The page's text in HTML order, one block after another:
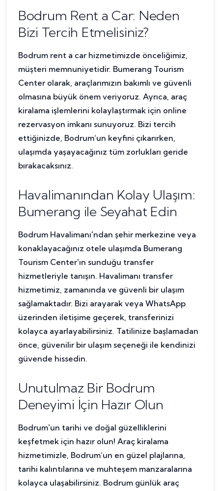
Bodrum Rent a Car: Neden
Bizi Tercih Etmelisiniz?
Bodrum rent a car hizmetimizde önceliğimiz,
müşteri memnuniyetidir. Bumerang Tourism
Center olarak, araçlarımızın bakımlı ve güvenli
olmasına büyük önem veriyoruz. Ayrıca, araç
kiralama işlemlerini kolaylaştırmak için online
rezervasyon imkanı sunuyoruz. Bizi tercih
ettiğinizde, Bodrum’un keyfini çıkarırken,
ulaşımda yaşayacağınız tüm zorlukları geride
bırakacaksınız.
Havalimanından Kolay Ulaşım:
Bumerang ile Seyahat Edin
Bodrum Havalimanı'ndan şehir merkezine veya
konaklayacağınız otele ulaşımda Bumerang
Tourism Center'ın sunduğu transfer
hizmetleriyle tanışın. Havalimanı transfer
hizmetimiz, zamanında ve güvenli bir ulaşım
sağlamaktadır. Bizi arayarak veya WhatsApp
üzerinden iletişime geçerek, transferinizi
kolayca ayarlayabilirsiniz. Tatilinize başlamadan
önce, güvenilir bir ulaşım seçeneği ile kendinizi
güvende hissedin.
Unutulmaz Bir Bodrum
Deneyimi İçin Hazır Olun
Bodrum'un tarihi ve doğal güzelliklerini
keşfetmek için hazır olun! Araç kiralama
hizmetimizle, Bodrum’un en güzel plajlarına,
tarihi kalıntılarına ve muhteşem manzaralarına
kolayca ulaşabilirsiniz. Bodrum günlük araç